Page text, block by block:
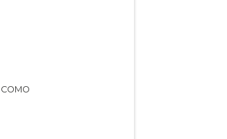
COMO